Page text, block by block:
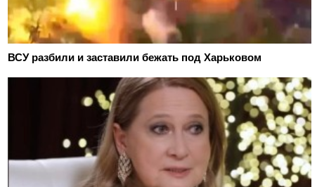
ВСУ разбили и заставили бежать под Харьковом